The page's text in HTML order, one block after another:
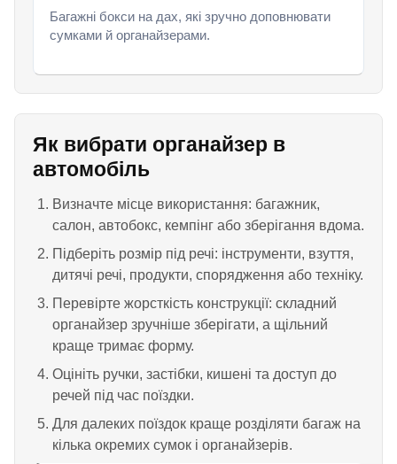
Багажні бокси на дах, які зручно доповнювати
сумками й органайзерами.
Як вибрати органайзер в
автомобіль
Визначте місце використання: багажник,
салон, автобокс, кемпінг або зберігання вдома.
Підберіть розмір під речі: інструменти, взуття,
дитячі речі, продукти, спорядження або техніку.
Перевірте жорсткість конструкції: складний
органайзер зручніше зберігати, а щільний
краще тримає форму.
Оцініть ручки, застібки, кишені та доступ до
речей під час поїздки.
Для далеких поїздок краще розділяти багаж на
кілька окремих сумок і органайзерів.